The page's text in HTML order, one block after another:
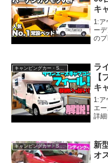
キ
ト
1:ア
ー
のプ
い
ラ
【
キ
名
ー
ク
1:ア
エ
詳
ト
ぞ
キャンピングカー・SUV人気車種
新
オ